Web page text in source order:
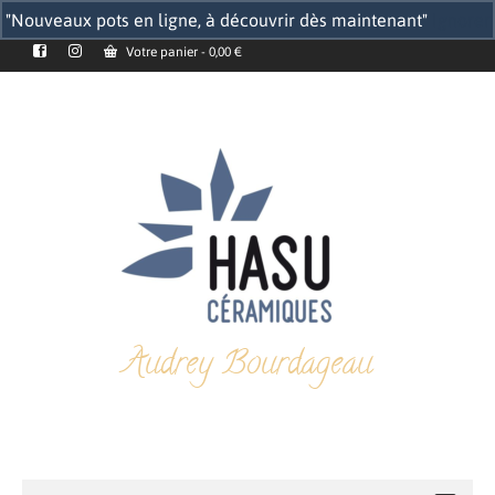
"Nouveaux pots en ligne, à découvrir dès maintenant"
Votre panier - 0,00 €
Audrey Bourdageau